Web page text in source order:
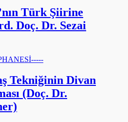
Türk Şiirine
Doç. Dr. Sezai
Tekniğinin Divan
(Doç. Dr.